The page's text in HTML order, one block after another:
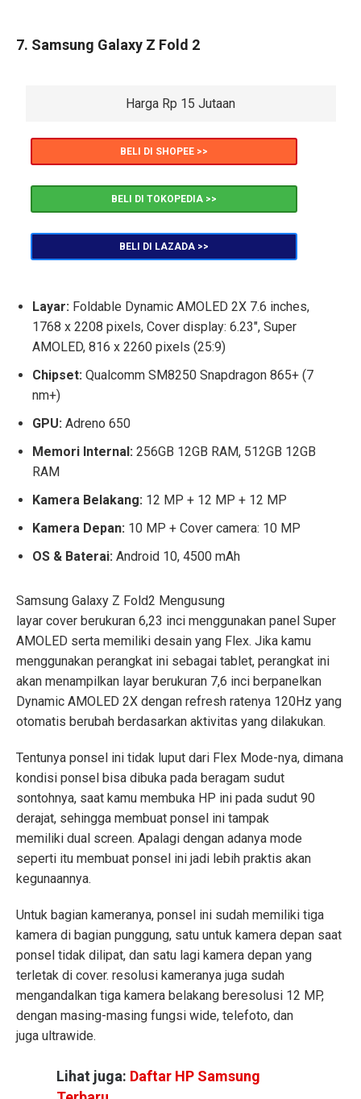
7. Samsung Galaxy Z Fold 2
Harga Rp 15 Jutaan
BELI DI SHOPEE >>
BELI DI TOKOPEDIA >>
BELI DI LAZADA >>
Layar: Foldable Dynamic AMOLED 2X 7.6 inches,
1768 x 2208 pixels, Cover display: 6.23″, Super
AMOLED, 816 x 2260 pixels (25:9)
Chipset: Qualcomm SM8250 Snapdragon 865+ (7
nm+)
GPU: Adreno 650
Memori Internal: 256GB 12GB RAM, 512GB 12GB
RAM
Kamera Belakang: 12 MP + 12 MP + 12 MP
Kamera Depan: 10 MP + Cover camera: 10 MP
OS & Baterai: Android 10, 4500 mAh
Samsung Galaxy Z Fold2 Mengusung
layar cover berukuran 6,23 inci menggunakan panel Super
AMOLED serta memiliki desain yang Flex. Jika kamu
menggunakan perangkat ini sebagai tablet, perangkat ini
akan menampilkan layar berukuran 7,6 inci berpanelkan
Dynamic AMOLED 2X dengan refresh ratenya 120Hz yang
otomatis berubah berdasarkan aktivitas yang dilakukan.
Tentunya ponsel ini tidak luput dari Flex Mode-nya, dimana
kondisi ponsel bisa dibuka pada beragam sudut
sontohnya, saat kamu membuka HP ini pada sudut 90
derajat, sehingga membuat ponsel ini tampak
memiliki dual screen. Apalagi dengan adanya mode
seperti itu membuat ponsel ini jadi lebih praktis akan
kegunaannya.
Untuk bagian kameranya, ponsel ini sudah memiliki tiga
kamera di bagian punggung, satu untuk kamera depan saat
ponsel tidak dilipat, dan satu lagi kamera depan yang
terletak di cover. resolusi kameranya juga sudah
mengandalkan tiga kamera belakang beresolusi 12 MP,
dengan masing-masing fungsi wide, telefoto, dan
juga ultrawide.
Lihat juga: Daftar HP Samsung